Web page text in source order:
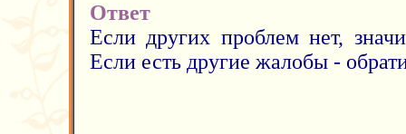
Ответ
Если других проблем нет,
Если есть другие жалобы -